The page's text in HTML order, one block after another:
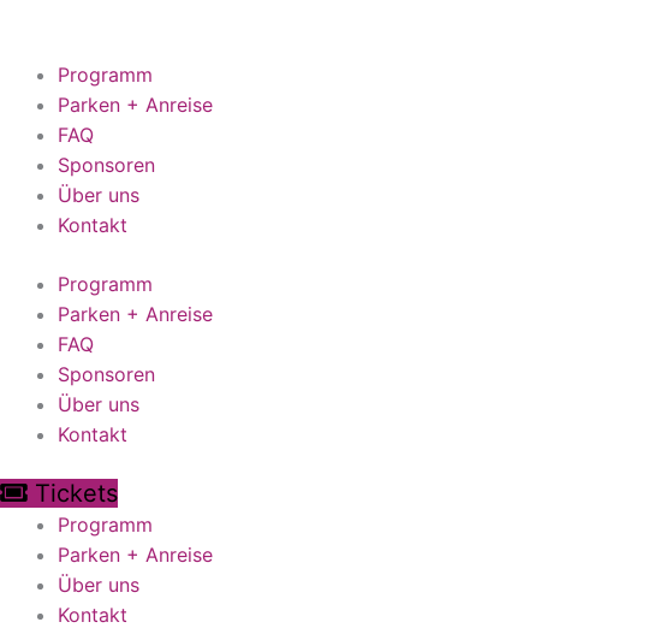
springenProgramm
Parken + Anreise
FAQ
Sponsoren
Über uns
Kontakt
Programm
Parken + Anreise
FAQ
Sponsoren
Über uns
Kontakt
Tickets
Programm
Parken + Anreise
Über uns
Kontakt